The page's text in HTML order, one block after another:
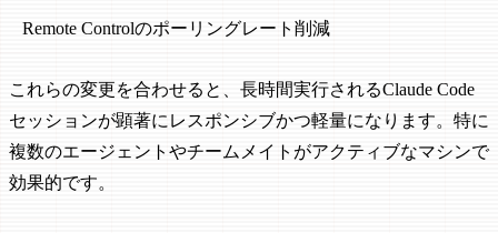
Remote Controlのポーリングレート削減
これらの変更を合わせると、長時間実行されるClaude Code
セッションが顕著にレスポンシブかつ軽量になります。特に
複数のエージェントやチームメイトがアクティブなマシンで
効果的です。